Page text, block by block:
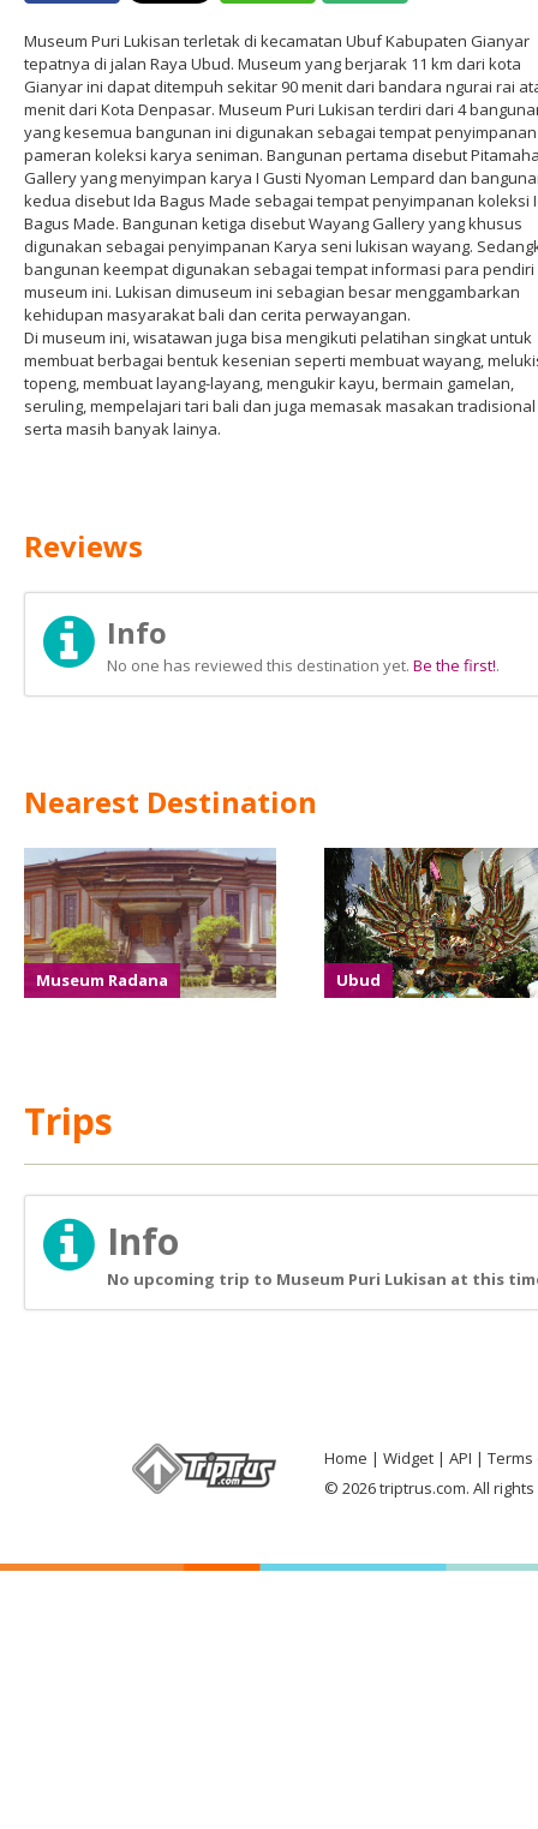
Museum Puri Lukisan terletak di kecamatan Ubuf Kabupaten Gianyar
tepatnya di jalan Raya Ubud. Museum yang berjarak 11 km dari kota
Gianyar ini dapat ditempuh sekitar 90 menit dari bandara ngurai rai
menit dari Kota Denpasar. Museum Puri Lukisan terdiri dari 4
yang kesemua bangunan ini digunakan sebagai tempat
pameran koleksi karya seniman. Bangunan pertama disebut
Gallery yang menyimpan karya I Gusti Nyoman Lempard dan
kedua disebut Ida Bagus Made sebagai tempat penyimpanan koleksi
Bagus Made. Bangunan ketiga disebut Wayang Gallery yang khusus
digunakan sebagai penyimpanan Karya seni lukisan wayang.
bangunan keempat digunakan sebagai tempat informasi para pendiri
museum ini. Lukisan dimuseum ini sebagian besar menggambarkan
kehidupan masyarakat bali dan cerita perwayangan.
Di museum ini, wisatawan juga bisa mengikuti pelatihan singkat untuk
membuat berbagai bentuk kesenian seperti membuat wayang,
topeng, membuat layang-layang, mengukir kayu, bermain gamelan,
seruling, mempelajari tari bali dan juga memasak masakan
serta masih banyak lainya.
Reviews
Info
No one has reviewed this destination yet. Be the first!.
Nearest Destination
Museum Radana Ubud
Trips
Info
No upcoming trip to Museum Puri Lukisan at this
Home Widget API
Terms
© 2026 triptrus.com. All